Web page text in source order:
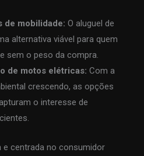
de mobilidade: O aluguel de
alternativa viável para quem
sem o peso da compra.
de motos elétricas: Com a
crescendo, as opções
o interesse de
e centrada no consumidor